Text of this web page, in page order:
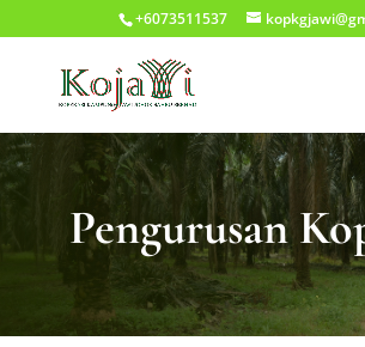
+6073511537
Pengurusan